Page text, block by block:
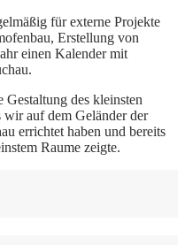
für externe Projekte
Erstellung von
einen Kalender mit
Gestaltung des kleinsten
wir auf dem Geländer der
errichtet haben und bereits
Raume zeigte.